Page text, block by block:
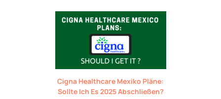
Cigna Healthcare Mexiko Pläne:
Sollte Ich Es 2025 Abschließen?